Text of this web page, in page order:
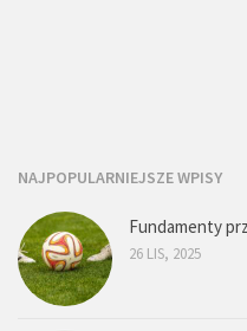
NAJPOPULARNIEJSZE WPISY
Fundamenty
26 LIS, 2025